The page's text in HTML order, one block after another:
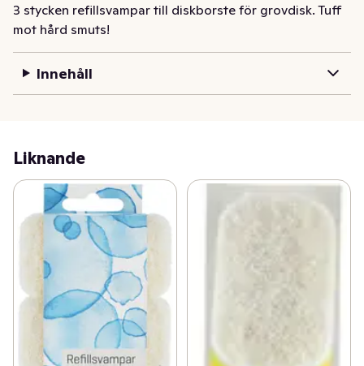
3 stycken refillsvampar till diskborste för grovdisk. Tuff
mot hård smuts!
Innehåll
Liknande